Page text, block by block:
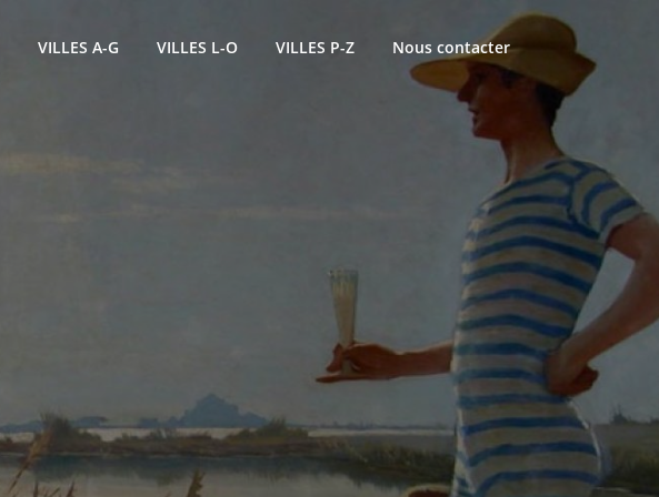
VILLES A-G VILLES L-O VILLES P-Z Nous contacter